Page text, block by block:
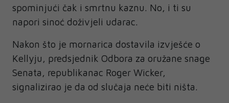
spominjući čak i smrtnu kaznu. No, i ti su
napori sinoć doživjeli udarac.
Nakon što je mornarica dostavila izvješće o
Kellyju, predsjednik Odbora za oružane snage
Senata, republikanac Roger Wicker,
signalizirao je da od slučaja neće biti ništa.